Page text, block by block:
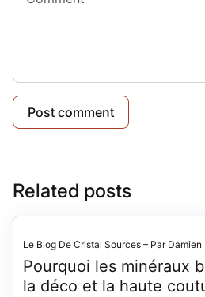
Related posts
Le Blog De Cristal Sources – Par Damien
Pourquoi les minéraux
la déco et la haute